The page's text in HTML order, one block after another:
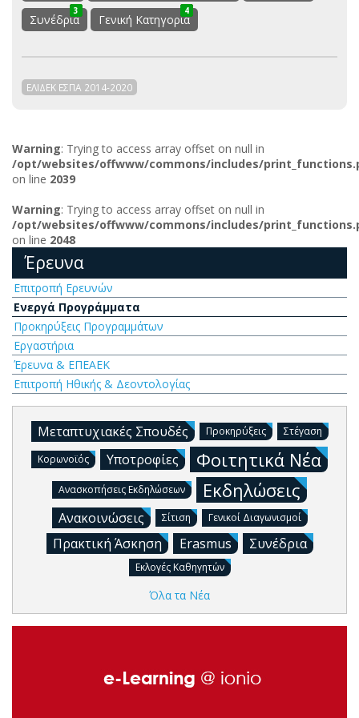
Συνέδρια
3
12
15
Γενική Κατηγορία
4
22
26
ΕΛΙΔΕΚ ΕΣΠΑ 2014-2020
Warning: Trying to access array offset on null in
/opt/websites/offwww/commons/includes/
on line 2039
Warning: Trying to access array offset on null in
/opt/websites/offwww/commons/includes/
on line 2048
Έρευνα
Επιτροπή Ερευνών
Ενεργά Προγράμματα
Προκηρύξεις Προγραμμάτων
Εργαστήρια
Έρευνα & ΕΠΕΑΕΚ
Επιτροπή Ηθικής & Δεοντολογίας
Μεταπτυχιακές Σπουδές Προκηρύξεις Στέγαση
Κορωνοϊός Υποτροφίες Φοιτητικά Νέα
Ανασκοπήσεις Εκδηλώσεων Εκδηλώσεις
Ανακοινώσεις Σίτιση Γενικοί Διαγωνισμοί
Πρακτική Άσκηση Erasmus Συνέδρια
Εκλογές Καθηγητών
Όλα τα Νέα